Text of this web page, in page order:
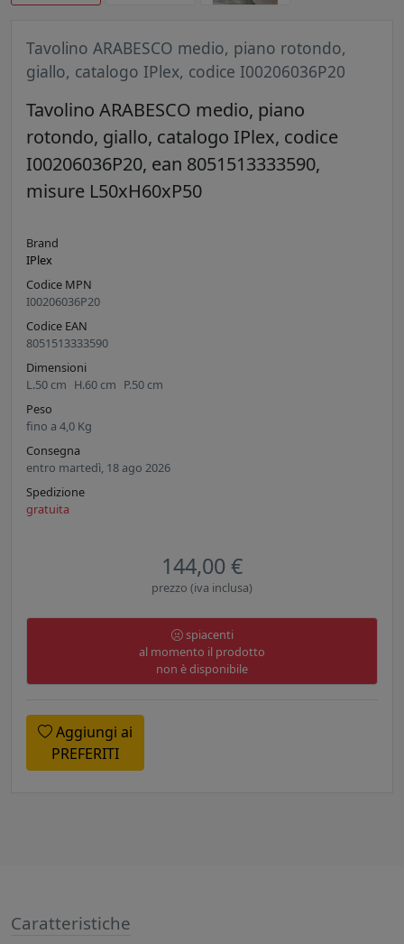
Tavolino ARABESCO medio, piano rotondo,
giallo, catalogo IPlex, codice I00206036P20
Tavolino ARABESCO medio, piano
rotondo, giallo, catalogo IPlex, codice
I00206036P20, ean 8051513333590,
misure L50xH60xP50
Brand
IPlex
Codice MPN
I00206036P20
Codice EAN
8051513333590
Dimensioni
L.50 cm H.60 cm P.50 cm
Peso
fino a 4,0 Kg
Consegna
entro martedì, 18 ago 2026
Spedizione
gratuita
144,00 €
prezzo (iva inclusa)
spiacenti
al momento il prodotto
non è disponibile
Aggiungi ai
PREFERITI
Caratteristiche